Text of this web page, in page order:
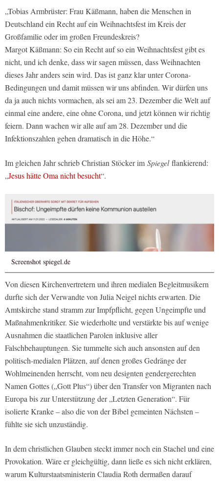
„Tobias Armbrüster: Frau Käßmann, haben die Menschen in
Deutschland ein Recht auf ein Weihnachtsfest im Kreis der
Großfamilie oder im großen Freundeskreis?
Margot Käßmann: So ein Recht auf so ein Weihnachtsfest gibt es
nicht, und ich denke, dass wir sagen müssen, dass Weihnachten
dieses Jahr anders sein wird. Das ist ganz klar unter Corona-
Bedingungen und damit müssen wir uns abfinden. Wir dürfen uns
da ja auch nichts vormachen, als sei am 23. Dezember die Welt auf
einmal eine andere, eine ohne Corona, und jetzt können wir richtig
feiern. Dann wachen wir alle auf am 28. Dezember und die
Infektionszahlen gehen dramatisch in die Höhe.“
Im gleichen Jahr schrieb Christian Stöcker im Spiegelflankierend:
„Jesus hätte Oma nicht besucht“.
Screenshot spiegel.de
Von diesen Kirchenvertretern und ihren medialen Begleitmusikern
durfte sich der Verwandte von Julia Neigel nichts erwarten. Die
Amtskirche stand stramm zur Impfpflicht, gegen Ungeimpfte und
Maßnahmenkritiker. Sie wiederholte und verstärkte bis auf wenige
Ausnahmen die staatlichen Parolen inklusive aller
Falschbehauptungen. Sie tummelte sich auch ansonsten auf den
politisch-medialen Plätzen, auf denen großes Gedränge der
Wohlmeinenden herrscht, vom neu designten gendergerechten
Namen Gottes („Gott Plus“) über den Transfer von Migranten nach
Europa bis zur Unterstützung der „Letzten Generation“. Für
isolierte Kranke – also die von der Bibel gemeinten Nächsten –
fühlte sie sich unzuständig.
In dem christlichen Glauben steckt immer noch ein Stachel und eine
Provokation. Wäre er gleichgültig, dann ließe es sich nicht erklären,
warum Kulturstaatsministerin Claudia Roth dermaßen darauf